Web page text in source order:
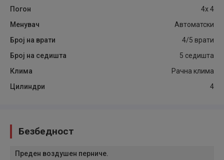
Погон
4x 4
Менувач
Автоматски
Број на врати
4/5 врати
Број на седишта
5 седишта
Клима
Рачна клима
Цилиндри
4
Безбедност
Преден воздушен перниче.